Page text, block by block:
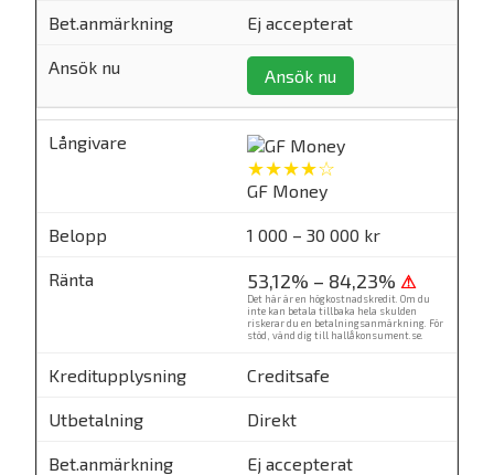
Ej accepterat
Ansök nu
★★★★☆
GF Money
1 000 – 30 000 kr
53,12% – 84,23% ⚠
Det här är en högkostnadskredit. Om du
inte kan betala tillbaka hela skulden
riskerar du en betalningsanmärkning. För
stöd, vänd dig till hallåkonsument.se
Creditsafe
Direkt
Ej accepterat